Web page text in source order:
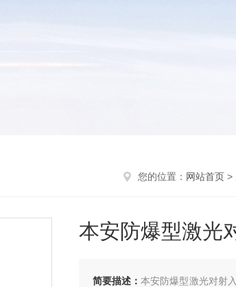
您的位置： 网站首页 >
本安防爆型激光
简要描述： 本安防爆型激光对射